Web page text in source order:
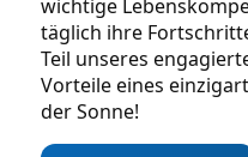
wichtige
täglich ihre
Teil unseres
Vorteile eines
der Sonne!